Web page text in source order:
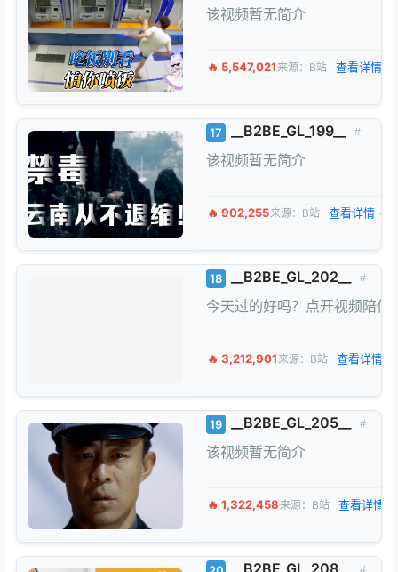
该视频暂无简介
🔥 5,547,021来源：B站 查看详情 →
17 __B2BE_GL_199__ #
该视频暂无简介
🔥 902,255来源：B站 查看详情 →
18 __B2BE_GL_202__ #
今天过的好吗？点开视频陪你
🔥 3,212,901来源：B站 查看详情 →
19 __B2BE_GL_205__ #
该视频暂无简介
🔥 1,322,458来源：B站 查看详情 →